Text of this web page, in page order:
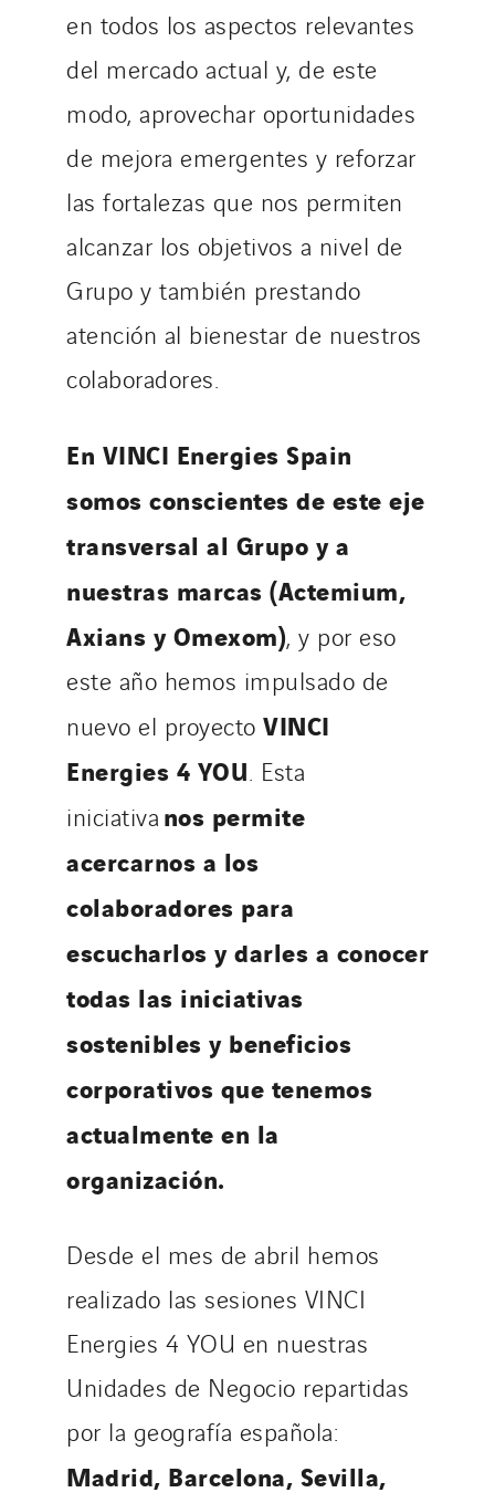
en todos los aspectos relevantes
del mercado actual y, de este
modo, aprovechar oportunidades
de mejora emergentes y reforzar
las fortalezas que nos permiten
alcanzar los objetivos a nivel de
Grupo y también prestando
atención al bienestar de nuestros
colaboradores.
En VINCI Energies Spain
somos conscientes de este eje
transversal al Grupo y a
nuestras marcas (Actemium,
Axians y Omexom), y por eso
este año hemos impulsado de
nuevo el proyecto VINCI
Energies 4 YOU . Esta
iniciativanos permite
acercarnos a los
colaboradores para
escucharlos y darles a conocer
todas las iniciativas
sostenibles y beneficios
corporativos que tenemos
actualmente en la
organización.
Desde el mes de abril hemos
realizado las sesiones VINCI
Energies 4 YOU en nuestras
Unidades de Negocio repartidas
por la geografía española:
Madrid, Barcelona, Sevilla,